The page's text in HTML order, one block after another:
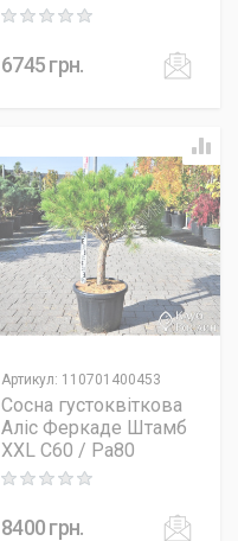
Rating: 0 out of 5
6745грн.
Артикул: 110701400453
Сосна густоквіткова
Аліс Феркаде Штамб
XXL C60 / Pa80
Rating: 0 out of 5
8400грн.